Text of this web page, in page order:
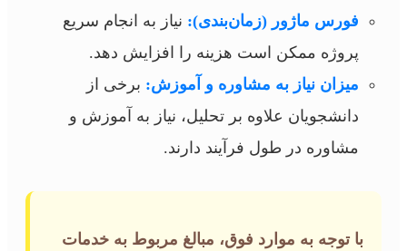
فورس ماژور (زمان‌بندی): نیاز به انجام سریع
پروژه ممکن است هزینه را افزایش دهد.
میزان نیاز به مشاوره و آموزش: برخی از
دانشجویان علاوه بر تحلیل، نیاز به آموزش و
مشاوره در طول فرآیند دارند.
با توجه به موارد فوق، مبالغ مربوط به خدمات